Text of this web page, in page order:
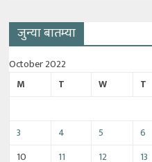
जुन्या बातम्या
October 2022
M
T W T
3
4 5 6
10
11 12 13